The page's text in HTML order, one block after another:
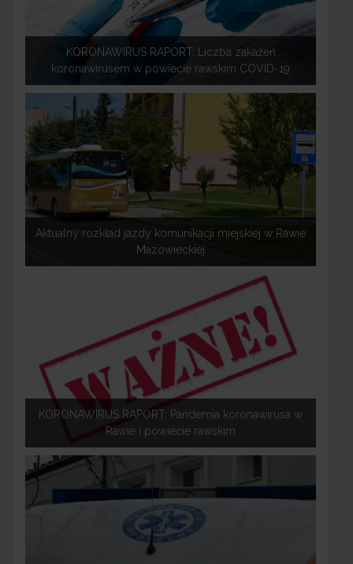
KORONAWIRUS RAPORT: Liczba zakażeń
koronawirusem w powiecie rawskim COVID-19
Aktualny rozkład jazdy komunikacji miejskiej w Rawie
Mazowieckiej
KORONAWIRUS RAPORT: Pandemia koronawirusa w
Rawie i powiecie rawskim